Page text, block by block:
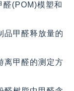
(POM)模塑和
品甲醛释放量的
离甲醛的测定方